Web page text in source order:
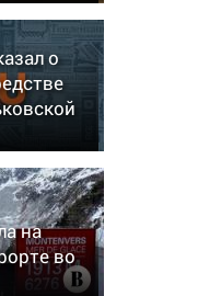
о
на
во